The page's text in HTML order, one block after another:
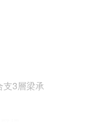
3層梁承
楞